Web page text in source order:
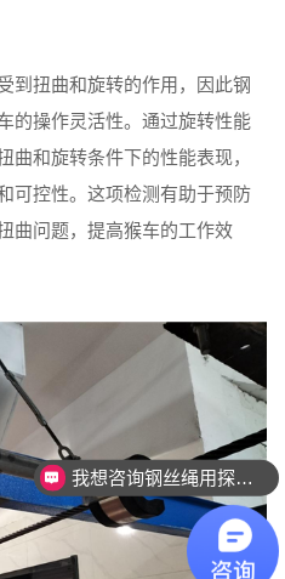
扭曲和旋转的作用，因此钢
的操作灵活性。通过旋转性能
曲和旋转条件下的性能表现，
可控性。这项检测有助于预防
曲问题，提高猴车的工作效
我想咨询钢丝绳用探伤设备。